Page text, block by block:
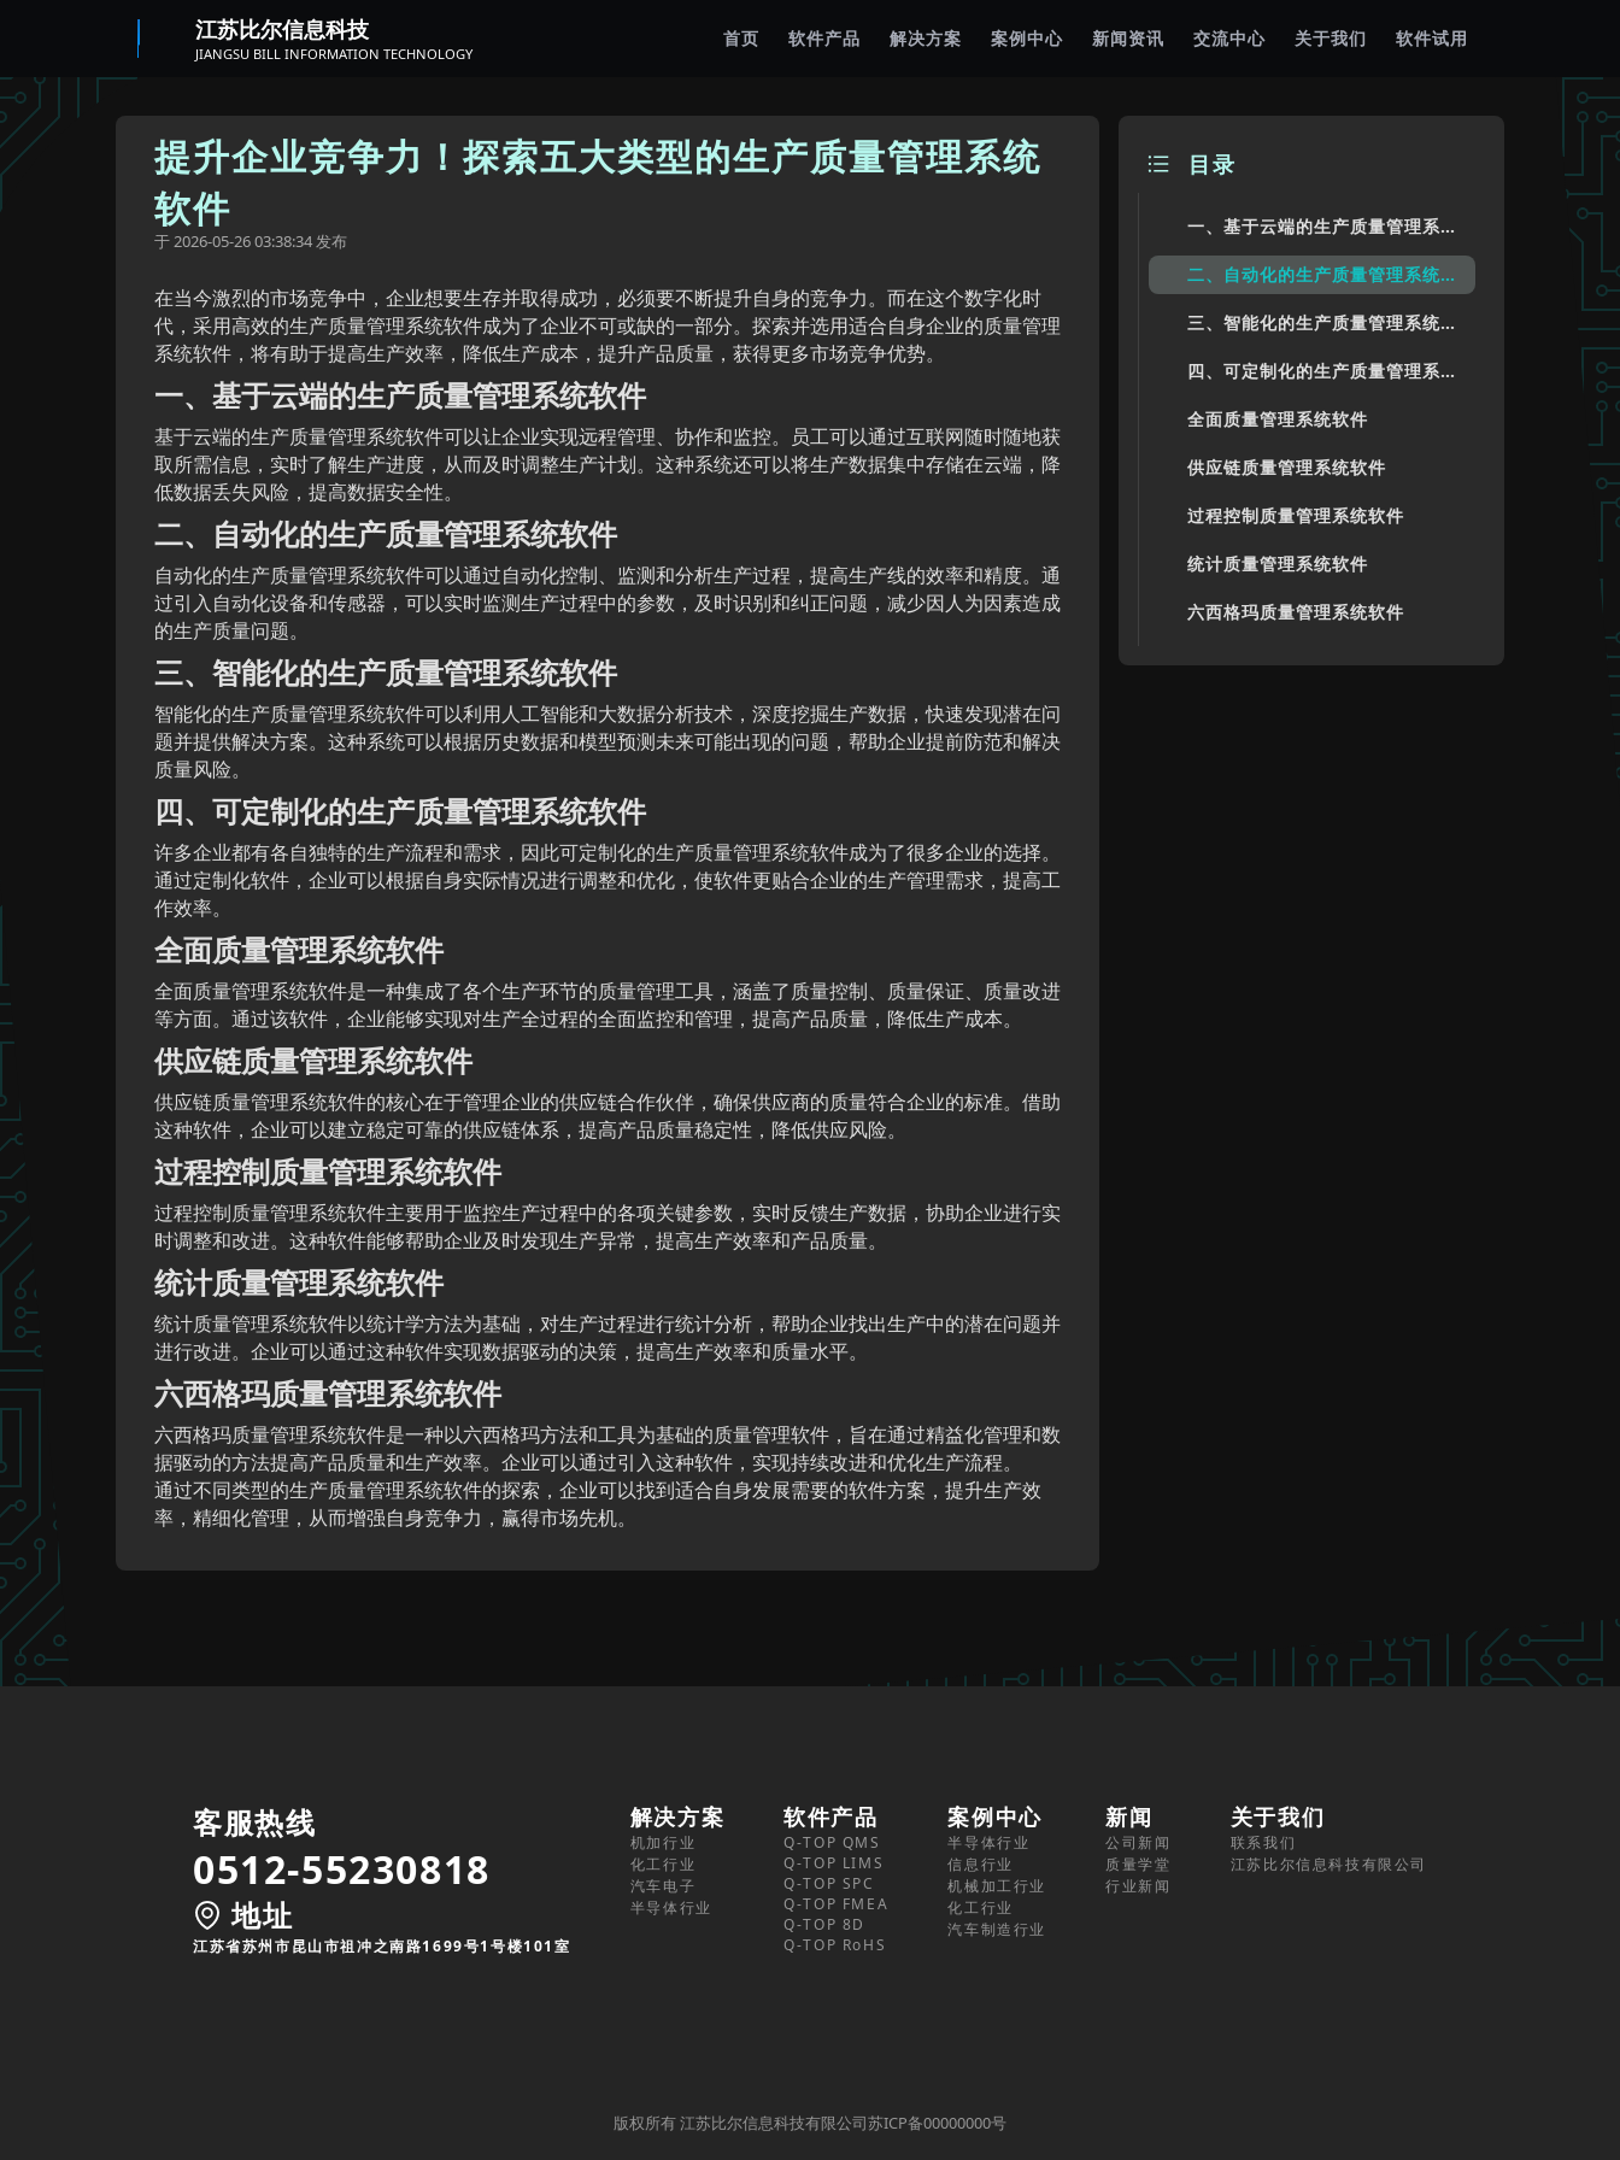
江苏比尔信息科技
JIANGSU BILL INFORMATION TECHNOLOGY
首页 软件产品 解决方案 案例中心 新闻资讯 交流中心 关于我们 软件试用
提升企业竞争力！探索五大类型的生产质量管理系统
软件
于2026-05-26 03:38:34 发布
在当今激烈的市场竞争中，企业想要生存并取得成功，必须要不断提升自身的竞争力。而在这个数字化时
代，采用高效的生产质量管理系统软件成为了企业不可或缺的一部分。探索并选用适合自身企业的质量管理
系统软件，将有助于提高生产效率，降低生产成本，提升产品质量，获得更多市场竞争优势。
一、基于云端的生产质量管理系统软件
基于云端的生产质量管理系统软件可以让企业实现远程管理、协作和监控。员工可以通过互联网随时随地获
取所需信息，实时了解生产进度，从而及时调整生产计划。这种系统还可以将生产数据集中存储在云端，降
低数据丢失风险，提高数据安全性。
二、自动化的生产质量管理系统软件
自动化的生产质量管理系统软件可以通过自动化控制、监测和分析生产过程，提高生产线的效率和精度。通
过引入自动化设备和传感器，可以实时监测生产过程中的参数，及时识别和纠正问题，减少因人为因素造成
的生产质量问题。
三、智能化的生产质量管理系统软件
智能化的生产质量管理系统软件可以利用人工智能和大数据分析技术，深度挖掘生产数据，快速发现潜在问
题并提供解决方案。这种系统可以根据历史数据和模型预测未来可能出现的问题，帮助企业提前防范和解决
质量风险。
四、可定制化的生产质量管理系统软件
许多企业都有各自独特的生产流程和需求，因此可定制化的生产质量管理系统软件成为了很多企业的选择。
通过定制化软件，企业可以根据自身实际情况进行调整和优化，使软件更贴合企业的生产管理需求，提高工
作效率。
全面质量管理系统软件
全面质量管理系统软件是一种集成了各个生产环节的质量管理工具，涵盖了质量控制、质量保证、质量改进
等方面。通过该软件，企业能够实现对生产全过程的全面监控和管理，提高产品质量，降低生产成本。
供应链质量管理系统软件
供应链质量管理系统软件的核心在于管理企业的供应链合作伙伴，确保供应商的质量符合企业的标准。借助
这种软件，企业可以建立稳定可靠的供应链体系，提高产品质量稳定性，降低供应风险。
过程控制质量管理系统软件
过程控制质量管理系统软件主要用于监控生产过程中的各项关键参数，实时反馈生产数据，协助企业进行实
时调整和改进。这种软件能够帮助企业及时发现生产异常，提高生产效率和产品质量。
统计质量管理系统软件
统计质量管理系统软件以统计学方法为基础，对生产过程进行统计分析，帮助企业找出生产中的潜在问题并
进行改进。企业可以通过这种软件实现数据驱动的决策，提高生产效率和质量水平。
六西格玛质量管理系统软件
六西格玛质量管理系统软件是一种以六西格玛方法和工具为基础的质量管理软件，旨在通过精益化管理和数
据驱动的方法提高产品质量和生产效率。企业可以通过引入这种软件，实现持续改进和优化生产流程。
通过不同类型的生产质量管理系统软件的探索，企业可以找到适合自身发展需要的软件方案，提升生产效
率，精细化管理，从而增强自身竞争力，赢得市场先机。
目录
一、基于云端的生产质量管理系统软件
二、自动化的生产质量管理系统软件
三、智能化的生产质量管理系统软件
四、可定制化的生产质量管理系统软件
全面质量管理系统软件
供应链质量管理系统软件
过程控制质量管理系统软件
统计质量管理系统软件
六西格玛质量管理系统软件
客服热线
0512-55230818
地址
江苏省苏州市昆山市祖冲之南路1699号1号楼101室
解决方案
机加行业
化工行业
汽车电子
半导体行业
软件产品
Q-TOP QMS
Q-TOP LIMS
Q-TOP SPC
Q-TOP FMEA
Q-TOP 8D
Q-TOP RoHS
案例中心
半导体行业
信息行业
机械加工行业
化工行业
汽车制造行业
新闻
公司新闻
质量学堂
行业新闻
关于我们
联系我们
江苏比尔信息科技有限公司
版权所有 江苏比尔信息科技有限公司苏ICP备00000000号